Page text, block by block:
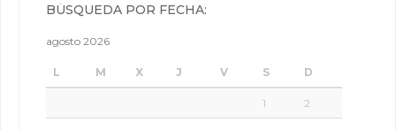
BÚSQUEDA POR FECHA:
agosto 2026
L M X J V S D
1 2